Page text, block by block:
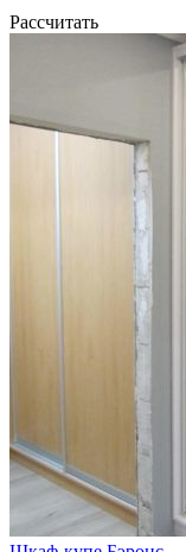
Рассчитать